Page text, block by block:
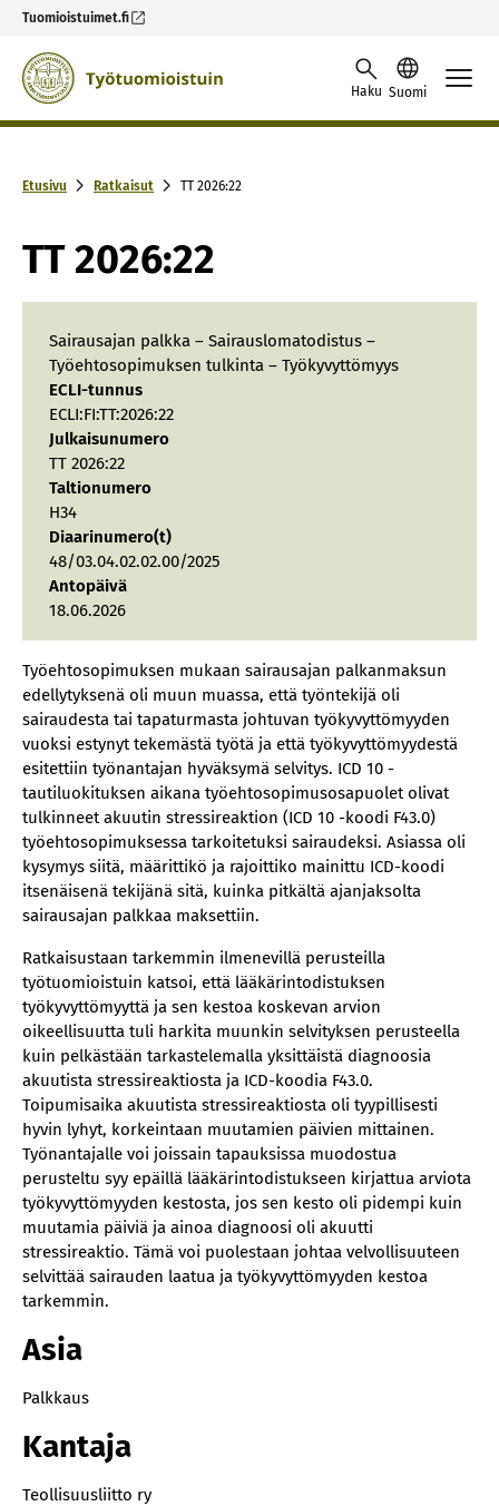
Tuomioistuimet.fi
Skip to content -saavutettavuusohje
Haku Suomi
Etusivu Ratkaisut TT 2026:22
TT 2026:22
Sairausajan palkka – Sairauslomatodistus –
Työehtosopimuksen tulkinta – Työkyvyttömyys
ECLI-tunnus
ECLI:FI:TT:2026:22
Julkaisunumero
TT 2026:22
Taltionumero
H34
Diaarinumero(t)
48/03.04.02.02.00/2025
Antopäivä
18.06.2026
Työehtosopimuksen mukaan sairausajan palkanmaksun
edellytyksenä oli muun muassa, että työntekijä oli
sairaudesta tai tapaturmasta johtuvan työkyvyttömyyden
vuoksi estynyt tekemästä työtä ja että työkyvyttömyydestä
esitettiin työnantajan hyväksymä selvitys. ICD 10 -
tautiluokituksen aikana työehtosopimusosapuolet olivat
tulkinneet akuutin stressireaktion (ICD 10 -koodi F43.0)
työehtosopimuksessa tarkoitetuksi sairaudeksi. Asiassa oli
kysymys siitä, määrittikö ja rajoittiko mainittu ICD-koodi
itsenäisenä tekijänä sitä, kuinka pitkältä ajanjaksolta
sairausajan palkkaa maksettiin.
Ratkaisustaan tarkemmin ilmenevillä perusteilla
työtuomioistuin katsoi, että lääkärintodistuksen
työkyvyttömyyttä ja sen kestoa koskevan arvion
oikeellisuutta tuli harkita muunkin selvityksen perusteella
kuin pelkästään tarkastelemalla yksittäistä diagnoosia
akuutista stressireaktiosta ja ICD-koodia F43.0.
Toipumisaika akuutista stressireaktiosta oli tyypillisesti
hyvin lyhyt, korkeintaan muutamien päivien mittainen.
Työnantajalle voi joissain tapauksissa muodostua
perusteltu syy epäillä lääkärintodistukseen kirjattua arviota
työkyvyttömyyden kestosta, jos sen kesto oli pidempi kuin
muutamia päiviä ja ainoa diagnoosi oli akuutti
stressireaktio. Tämä voi puolestaan johtaa velvollisuuteen
selvittää sairauden laatua ja työkyvyttömyyden kestoa
tarkemmin.
Asia
Palkkaus
Kantaja
Teollisuusliitto ry